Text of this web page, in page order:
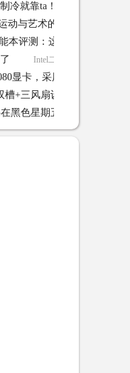
冷就靠ta！
动与艺术的灵动结合
本评测：这次是AI唱主角
Intel二代显卡突变！最好
显卡，采用涡轮散热设计
+三风扇设计
黑色星期五之前推出